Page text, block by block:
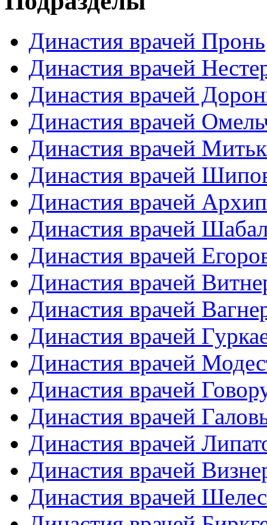
Династия врачей Пронь
Династия врачей
Династия врачей
Династия врачей
Династия врачей
Династия врачей
Династия врачей
Династия врачей
Династия врачей
Династия врачей
Династия врачей
Династия врачей
Династия врачей
Династия врачей
Династия врачей
Династия врачей
Династия врачей
Династия врачей